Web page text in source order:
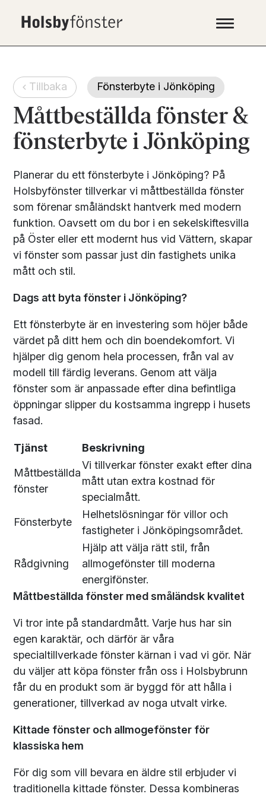
Tillbaka Fönsterbyte i Jönköping
Måttbeställda fönster &
fönsterbyte i Jönköping
Planerar du ett fönsterbyte i Jönköping? På
Holsbyfönster tillverkar vi måttbeställda fönster
som förenar småländskt hantverk med modern
funktion. Oavsett om du bor i en sekelskiftesvilla
på Öster eller ett modernt hus vid Vättern, skapar
vi fönster som passar just din fastighets unika
mått och stil.
Dags att byta fönster i Jönköping?
Ett fönsterbyte är en investering som höjer både
värdet på ditt hem och din boendekomfort. Vi
hjälper dig genom hela processen, från val av
modell till färdig leverans. Genom att välja
fönster som är anpassade efter dina befintliga
öppningar slipper du kostsamma ingrepp i husets
fasad.
Tjänst
Beskrivning
Måttbeställda
fönster
Vi tillverkar fönster exakt efter dina
mått utan extra kostnad för
specialmått.
Fönsterbyte
Helhetslösningar för villor och
fastigheter i Jönköpingsområdet.
Rådgivning
Hjälp att välja rätt stil, från
allmogefönster till moderna
energifönster.
Måttbeställda fönster med småländsk kvalitet
Vi tror inte på standardmått. Varje hus har sin
egen karaktär, och därför är våra
specialtillverkade fönster kärnan i vad vi gör. När
du väljer att köpa fönster från oss i Holsbybrunn
får du en produkt som är byggd för att hålla i
generationer, tillverkad av noga utvalt virke.
Kittade fönster och allmogefönster för
klassiska hem
För dig som vill bevara en äldre stil erbjuder vi
traditionella kittade fönster. Dessa kombineras